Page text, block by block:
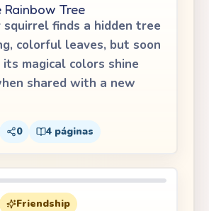
Rainbow Tree
finds a hidden tree
colorful leaves, but soon
magical colors shine
shared with a new
0 4 páginas
Friendship